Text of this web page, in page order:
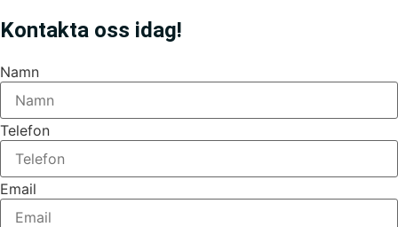
Kontakta oss idag!
Namn
Telefon
Email